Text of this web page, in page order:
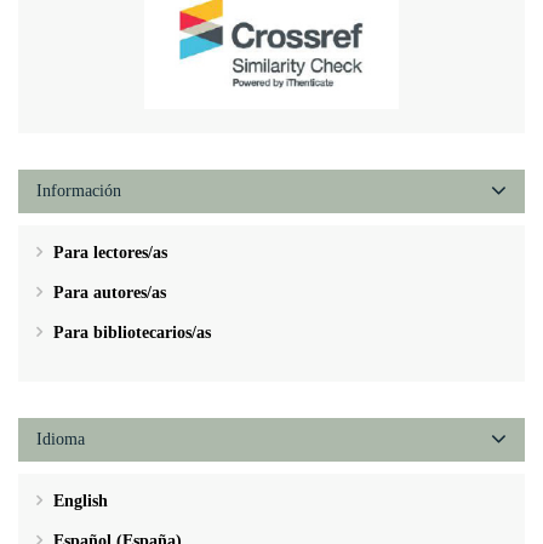
Información
Para lectores/as
Para autores/as
Para bibliotecarios/as
Idioma
English